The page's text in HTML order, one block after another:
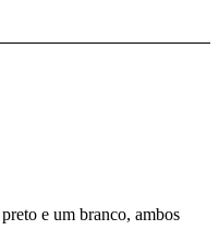
e um branco, ambos